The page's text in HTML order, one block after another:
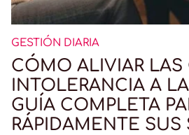
GESTIÓN DIARIA
CÓMO ALIVIAR LAS
INTOLERANCIA A
GUÍA COMPLETA
RÁPIDAMENTE SUS